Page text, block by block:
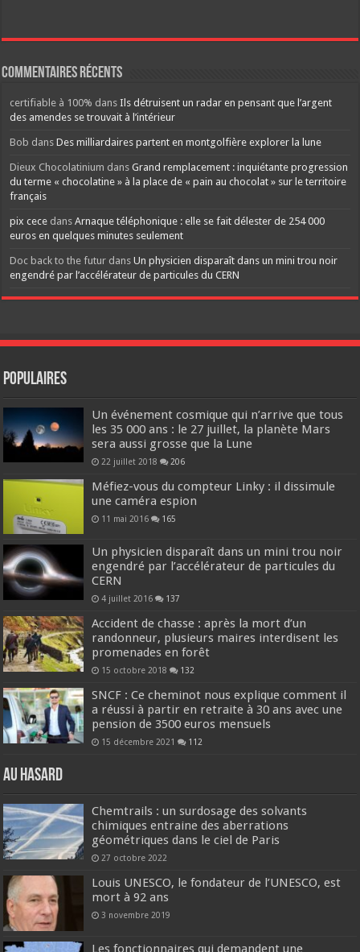
Commentaires récents
certifiable à 100% dansIls détruisent un radar en pensant que l’argent
des amendes se trouvait à l’intérieur
Bob dansDes milliardaires partent en montgolfière explorer la lune
Dieux Chocolatinium dansGrand remplacement : inquiétante progression
du terme « chocolatine » à la place de « pain au chocolat » sur le territoire
français
pix cece dansArnaque téléphonique : elle se fait délester de 254 000
euros en quelques minutes seulement
Doc back to the futur dansUn physicien disparaît dans un mini trou noir
engendré par l’accélérateur de particules du CERN
Populaires
Un événement cosmique qui n’arrive que tous
les 35 000 ans : le 27 juillet, la planète Mars
sera aussi grosse que la Lune
22 juillet 2018 206
Méfiez-vous du compteur Linky : il dissimule
une caméra espion
11 mai 2016 165
Un physicien disparaît dans un mini trou noir
engendré par l’accélérateur de particules du
CERN
4 juillet 2016 137
Accident de chasse : après la mort d’un
randonneur, plusieurs maires interdisent les
promenades en forêt
15 octobre 2018 132
SNCF : Ce cheminot nous explique comment il
a réussi à partir en retraite à 30 ans avec une
pension de 3500 euros mensuels
15 décembre 2021 112
Au hasard
Chemtrails : un surdosage des solvants
chimiques entraine des aberrations
géométriques dans le ciel de Paris
27 octobre 2022
Louis UNESCO, le fondateur de l’UNESCO, est
mort à 92 ans
3 novembre 2019
Les fonctionnaires qui demandent une